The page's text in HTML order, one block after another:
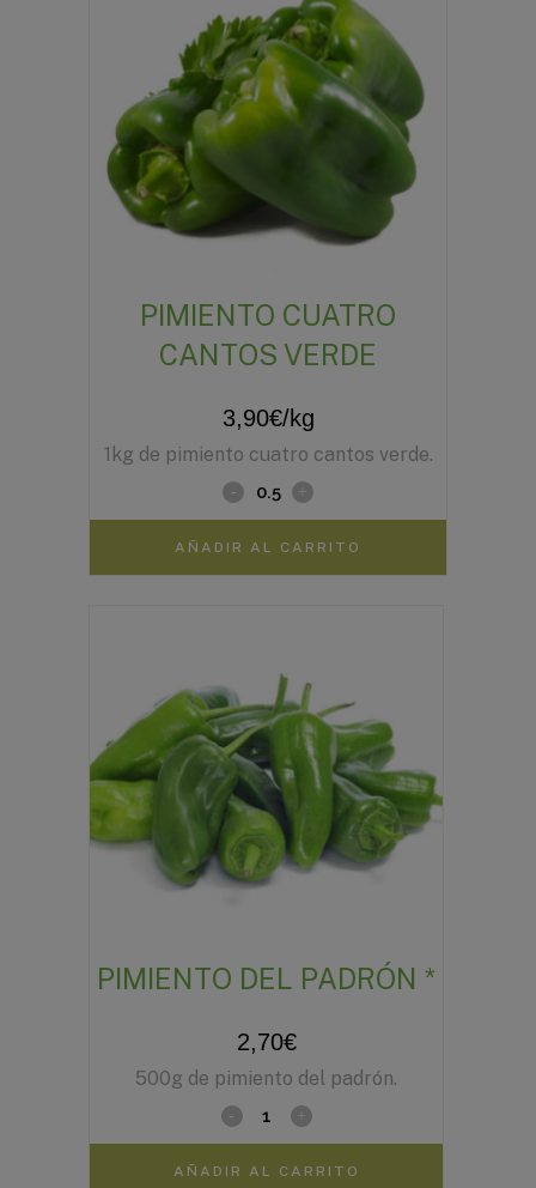
AÑADIR AL CARRITO
PIMIENTO CUATRO
CANTOS VERDE
3,90€/kg
1kg de pimiento cuatro cantos verde.
AÑADIR AL CARRITO
PIMIENTO DEL PADRÓN *
2,70€
500g de pimiento del padrón.